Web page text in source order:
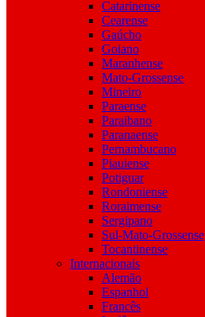
Catarinense
Cearense
Gaúcho
Goiano
Maranhense
Mato-Grossense
Mineiro
Paraense
Paraibano
Paranaense
Pernambucano
Piauiense
Potiguar
Rondoniense
Roraimense
Sergipano
Sul-Mato-Grossense
Tocantinense
Internacionais
Alemão
Espanhol
Francês